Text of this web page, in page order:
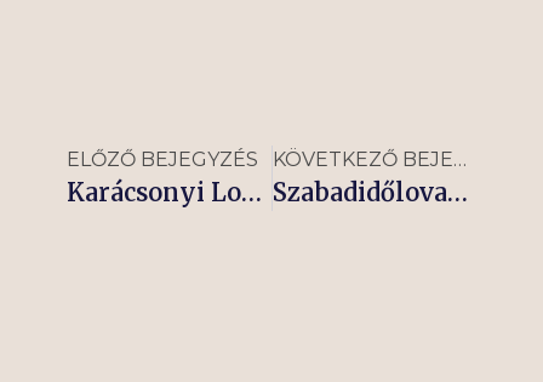
ELŐZŐ BEJEGYZÉS
Karácsonyi Lovas Show
KÖVETKEZŐ BEJEGYZÉS
Szabadidőlovas Szakág Közgyűlése.